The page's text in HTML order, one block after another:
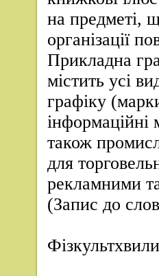
на предметі,
організації
Прикладна
містить усі
графіку
інформаційні
також
для
рекламними
(Запис до